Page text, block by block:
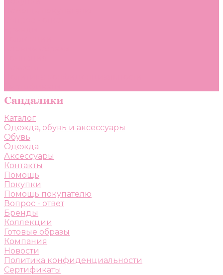
Каталог
Одежда, обувь и аксессуары
Обувь
Одежда
Аксессуары
Контакты
Помощь
Покупки
Помощь покупателю
Вопрос - ответ
Бренды
Коллекции
Готовые образы
Компания
Новости
Политика конфиденциальности
Сертификаты